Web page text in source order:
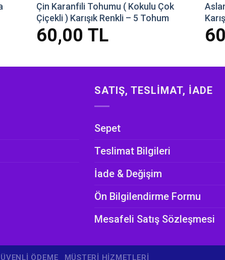
Çin Karanfili Tohumu ( Kokulu Çok
Çiçekli ) Karışık Renkli – 5 Tohum
60,00TL
SATIŞ, TESLIMAT, İADE
Sepet
Teslimat Bilgileri
İade & Değişim
Ön Bilgilendirme Formu
Mesafeli Satış Sözleşmesi
ÖDEME MÜŞTERI HIZMETLERI